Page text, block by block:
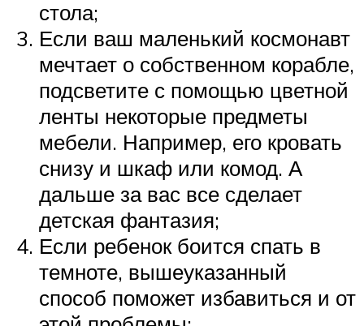
стола;
Если ваш маленький космонавт
мечтает о собственном корабле,
подсветите с помощью цветной
ленты некоторые предметы
мебели. Например, его кровать
снизу и шкаф или комод. А
дальше за вас все сделает
детская фантазия;
Если ребенок боится спать в
темноте, вышеуказанный
способ поможет избавиться и от